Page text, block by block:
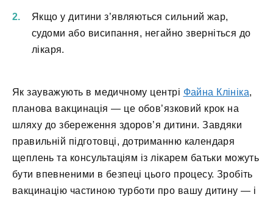
Якщо у дитини з’являються сильний жар,
судоми або висипання, негайно зверніться до
лікаря.
Як зауважують в медичному центрі Файна Клініка,
планова вакцинація — це обов’язковий крок на
шляху до збереження здоров’я дитини. Завдяки
правильній підготовці, дотриманню календаря
щеплень та консультаціям із лікарем батьки можуть
бути впевненими в безпеці цього процесу. Зробіть
вакцинацію частиною турботи про вашу дитину — і